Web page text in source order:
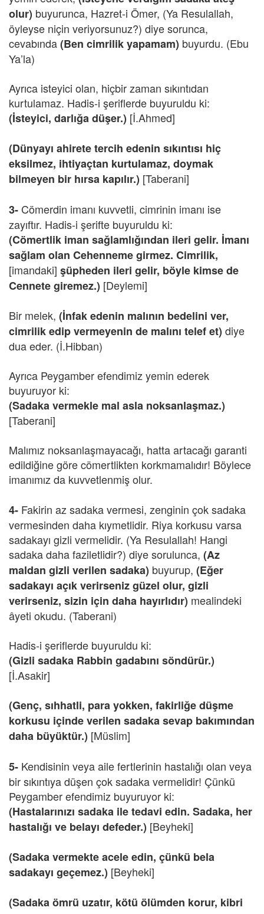
olur) buyurunca, Hazret-i Ömer, (Ya Resulallah,
öyleyse niçin veriyorsunuz?) diye sorunca,
cevabında(Ben cimrilik yapamam) buyurdu. (Ebu
Ya’la)
Ayrıca isteyici olan, hiçbir zaman sıkıntıdan
kurtulamaz. Hadis-i şeriflerde buyuruldu ki:
(İsteyici, darlığa düşer.) [İ.Ahmed]
(Dünyayı ahirete tercih edenin sıkıntısı hiç
eksilmez, ihtiyaçtan kurtulamaz, doymak
bilmeyen bir hırsa kapılır.) [Taberani]
3- Cömerdin imanı kuvvetli, cimrinin imanı ise
zayıftır. Hadis-i şerifte buyuruldu ki:
(Cömertlik iman sağlamlığından ileri gelir. İmanı
sağlam olan Cehenneme girmez. Cimrilik,
[imandaki] şüpheden ileri gelir, böyle kimse de
Cennete giremez.) [Deylemi]
Bir melek, (İnfak edenin malının bedelini ver,
cimrilik edip vermeyenin de malını telef et) diye
dua eder. (İ.Hibban)
Ayrıca Peygamber efendimiz yemin ederek
buyuruyor ki:
(Sadaka vermekle mal asla noksanlaşmaz.)
[Taberani]
Malımız noksanlaşmayacağı, hatta artacağı garanti
edildiğine göre cömertlikten korkmamalıdır! Böylece
imanımız da kuvvetlenmiş olur.
4- Fakirin az sadaka vermesi, zenginin çok sadaka
vermesinden daha kıymetlidir. Riya korkusu varsa
sadakayı gizli vermelidir. (Ya Resulallah! Hangi
sadaka daha faziletlidir?) diye sorulunca, (Az
maldan gizli verilen sadaka) buyurup, (Eğer
sadakayı açık verirseniz güzel olur, gizli
verirseniz, sizin için daha hayırlıdır) mealindeki
âyeti okudu. (Taberani)
Hadis-i şeriflerde buyuruldu ki:
(Gizli sadaka Rabbin gadabını söndürür.)
[İ.Asakir]
(Genç, sıhhatli, para yokken, fakirliğe düşme
korkusu içinde verilen sadaka sevap bakımından
daha büyüktür.) [Müslim]
5- Kendisinin veya aile fertlerinin hastalığı olan veya
bir sıkıntıya düşen çok sadaka vermelidir! Çünkü
Peygamber efendimiz buyuruyor ki:
(Hastalarınızı sadaka ile tedavi edin. Sadaka, her
hastalığı ve belayı defeder.) [Beyheki]
(Sadaka vermekte acele edin, çünkü bela
sadakayı geçemez.) [Beyheki]
(Sadaka ömrü uzatır, kötü ölümden korur, kibri